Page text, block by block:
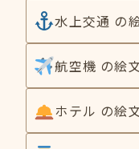
水上交通 の
航空機 の絵
ホテル の絵